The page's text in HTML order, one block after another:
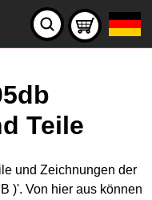
Teile
und Zeichnungen der
)'. Von hier aus können